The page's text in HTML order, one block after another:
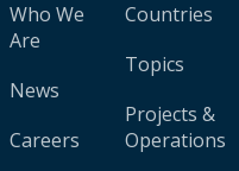
Who We
Are
News
Careers
Countries
Topics
Projects &
Operations